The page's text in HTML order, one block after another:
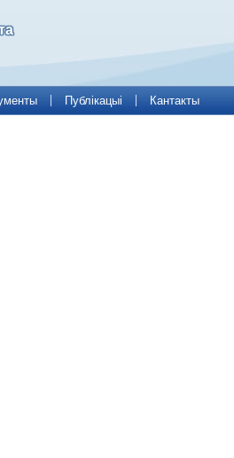
Публікацыі Кантакты